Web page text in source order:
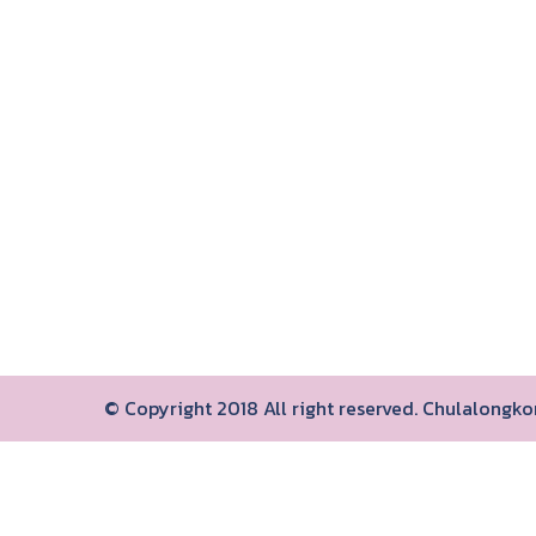
© Copyright 2018 All right reserved.